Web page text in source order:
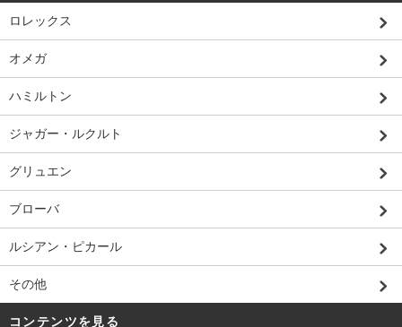
ロレックス
オメガ
ハミルトン
ジャガー・ルクルト
グリュエン
ブローバ
ルシアン・ピカール
その他
コンテンツを見る